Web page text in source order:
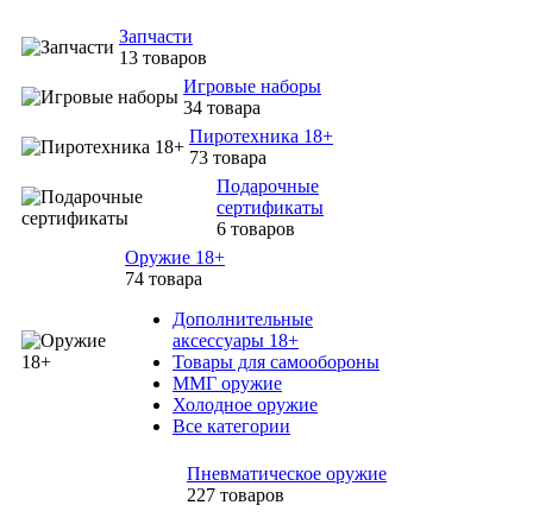
Запчасти
13 товаров
Игровые наборы
34 товара
Пиротехника 18+
73 товара
Подарочные
сертификаты
6 товаров
Оружие 18+
74 товара
Дополнительные
аксессуары 18+
Товары для самообороны
ММГ оружие
Холодное оружие
Все категории
Пневматическое оружие
227 товаров